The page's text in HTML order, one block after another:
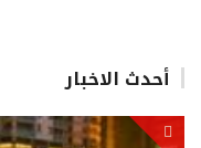
أحدث الاخبار